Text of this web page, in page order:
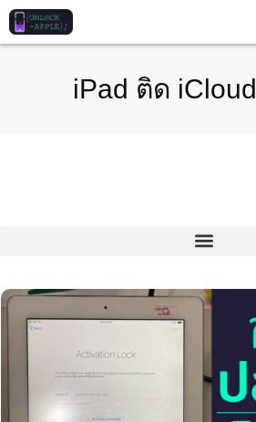
iPad ติด iCloud